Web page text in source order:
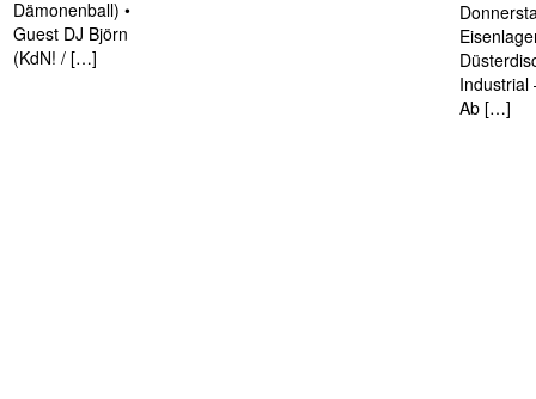
Dämonenball) •
Guest DJ Björn
(KdN! / […]
Industrial
Ab […]